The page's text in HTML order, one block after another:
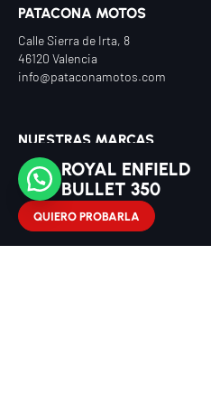
Servicio técnico
Recambios
ROYAL ENFIELD
BULLET 350
QUIERO PROBARLA
PATACONA MOTOS
Calle Sierra de Irta, 8
46120 Valencia
info@pataconamotos.com
NUESTRAS MARCAS
Voge
ZXMOTO
Hero
Italjet